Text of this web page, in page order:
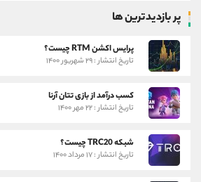
پر بازدیدترین ها
پرایس اکشن RTM چیست؟
تاریخ انتشار : ۲۹ شهریور ۱۴۰۰
کسب درآمد از بازی تتان آرنا
تاریخ انتشار : ۲۲ مهر ۱۴۰۰
شبکه TRC20 چیست؟
تاریخ انتشار : ۱۷ مرداد ۱۴۰۰